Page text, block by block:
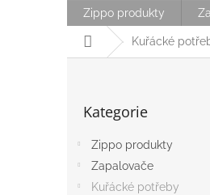
Zippo produkty
Domů Kuřácké
kategorie
Kategorie
Zippo produkty
Zapalovače
Kuřácké potřeby